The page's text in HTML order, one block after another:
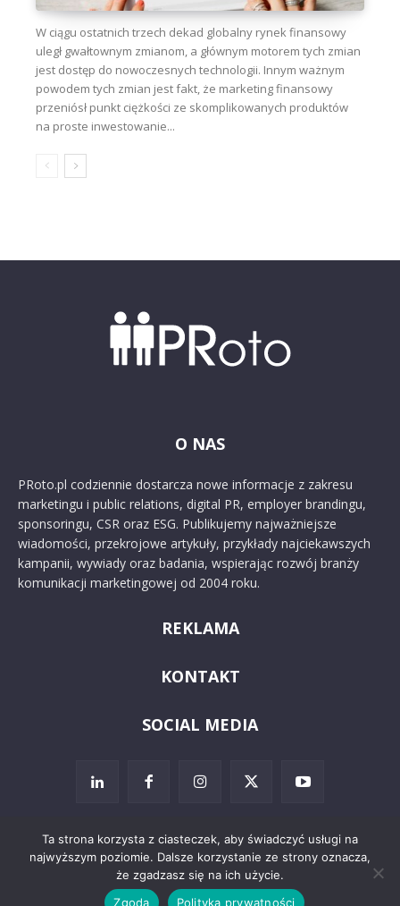
W ciągu ostatnich trzech dekad globalny rynek finansowy
uległ gwałtownym zmianom, a głównym motorem tych zmian
jest dostęp do nowoczesnych technologii. Innym ważnym
powodem tych zmian jest fakt, że marketing finansowy
przeniósł punkt ciężkości ze skomplikowanych produktów
na proste inwestowanie...
O NAS
PRoto.pl codziennie dostarcza nowe informacje z zakresu
marketingu i public relations, digital PR, employer brandingu,
sponsoringu, CSR oraz ESG. Publikujemy najważniejsze
wiadomości, przekrojowe artykuły, przykłady najciekawszych
kampanii, wywiady oraz badania, wspierając rozwój branży
komunikacji marketingowej od 2004 roku.
REKLAMA
KONTAKT
SOCIAL MEDIA
Ta strona korzysta z ciasteczek, aby świadczyć usługi na
najwyższym poziomie. Dalsze korzystanie ze strony oznacza,
że zgadzasz się na ich użycie.
Zgoda
Polityka prywatności